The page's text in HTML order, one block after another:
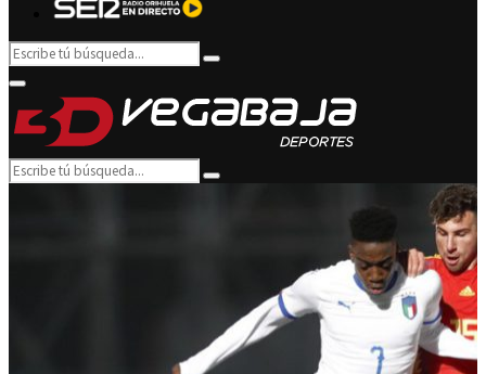
Search
for:
Search
Primary
Menu
Search
for:
Search